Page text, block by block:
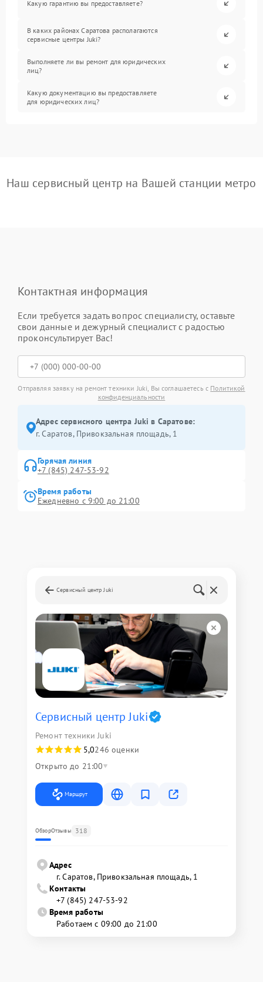
Какую гарантию вы предоставляете?
В каких районах Саратова располагаются
сервисные центры Juki?
Выполняете ли вы ремонт для юридических
лиц?
Какую документацию вы предоставляете
для юридических лиц?
Наш сервисный центр на Вашей станции метро
Контактная информация
Если требуется задать вопрос специалисту, оставьте
свои данные и дежурный специалист с радостью
проконсультирует Вас!
Отправляя заявку на ремонт техники Juki, Вы соглашаетесь с Политикой
конфиденциальности
Адрес сервисного центра Juki в Саратове:
г. Саратов, Привокзальная площадь, 1
Горячая линия
+7 (845) 247-53-92
Время работы
Ежедневно с 9:00 до 21:00
Сервисный центр Juki
Сервисный центр Juki
Ремонт техники Juki
5,0246 оценки
Открыто до 21:00
Маршрут
ОбзорОтзывы 318
Адрес
г. Саратов, Привокзальная площадь, 1
Контакты
+7 (845) 247-53-92
Время работы
Работаем с 09:00 до 21:00